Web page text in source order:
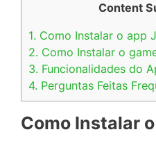
Content
1. Como Instalar o app
2. Como Instalar o
3. Funcionalidades do
4. Perguntas Feitas
Como Instalar